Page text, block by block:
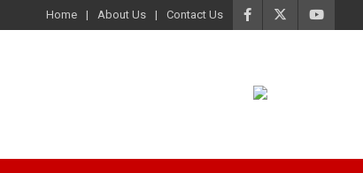
Home About Us Contact Us